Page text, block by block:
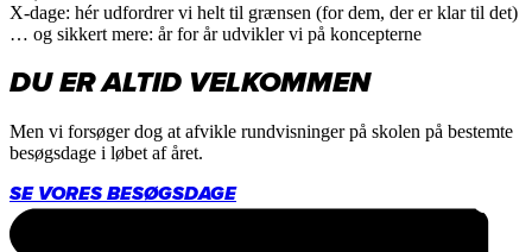
X-dage: hér udfordrer vi helt til grænsen (for dem, der er klar til det)
… og sikkert mere: år for år udvikler vi på koncepterne
DU ER ALTID VELKOMMEN
Men vi forsøger dog at afvikle rundvisninger på skolen på bestemte
besøgsdage i løbet af året.
SE VORES BESØGSDAGE